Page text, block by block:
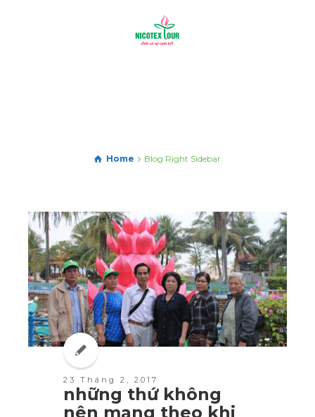
Home Blog Right Sidebar
23 Tháng 2, 2017
những thứ không
nên mang theo khi